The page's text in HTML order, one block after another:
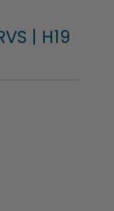
| H19